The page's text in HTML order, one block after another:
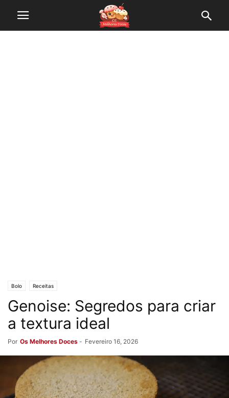
Bolo Receitas
Genoise: Segredos para criar
a textura ideal
Por Os Melhores Doces - Fevereiro 16, 2026